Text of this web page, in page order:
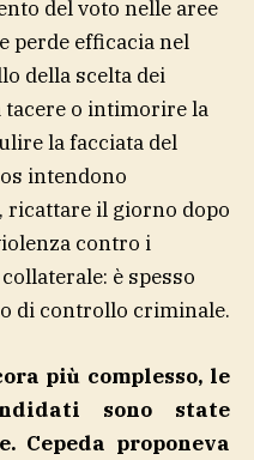
del voto nelle aree
perde efficacia nel
della scelta dei
tacere o intimorire la
la facciata del
intendono
ricattare il giorno dopo
contro i
è spesso
di controllo criminale.
più complesso, le
sono state
Cepeda proponeva